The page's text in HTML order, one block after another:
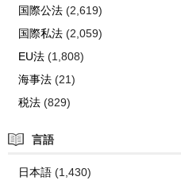
国際公法(2,619)
国際私法(2,059)
EU法(1,808)
海事法(21)
税法(829)
言語
日本語(1,430)